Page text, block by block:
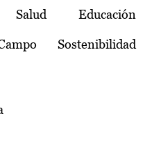
Salud Educación
Sostenibilidad